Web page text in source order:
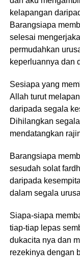
kelapangan
Barangsiapa
selesai
permudahkan
keperluannya dan
Sesiapa yang
Allah turut
daripada segala
Dihilangkan
mendatangkan
Barangsiapa
sesudah solat
daripada
dalam segala
Siapa-siapa
tiap-tiap lepas
dukacita nya dan
rezekinya dengan